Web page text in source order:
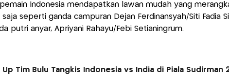
Indonesia mendapatkan lawan mudah yang
seperti ganda campuran Dejan Ferdinansyah/Siti Fadia
putri anyar, Apriyani Rahayu/Febi Setianingrum.
Up Tim Bulu Tangkis Indonesia vs India di Piala Sudirman